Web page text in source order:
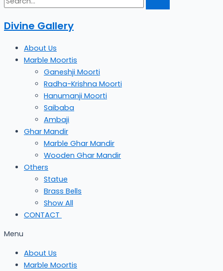
Divine Gallery
About Us
Marble Moortis
Ganeshji Moorti
Radha-Krishna Moorti
Hanumanji Moorti
Saibaba
Ambaji
Ghar Mandir
Marble Ghar Mandir
Wooden Ghar Mandir
Others
Statue
Brass Bells
Show All
CONTACT
Menu
About Us
Marble Moortis